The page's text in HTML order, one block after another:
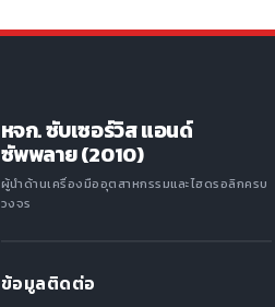
หจก. ซับเซอร์วิส แอนด์
ซัพพลาย (2010)
ผู้นำด้านเครื่องมืออุตสาหกรรมและไฮดรอลิกครบ
วงจร
ข้อมูลติดต่อ